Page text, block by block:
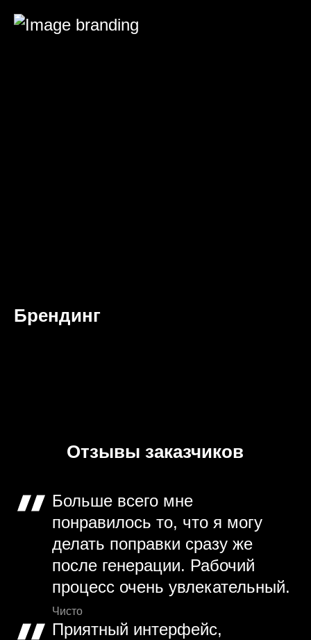
Брендинг
Отзывы заказчиков
Больше всего мне
понравилось то, что я могу
делать поправки сразу же
после генерации. Рабочий
процесс очень увлекательный.
Чисто
Приятный интерфейс,